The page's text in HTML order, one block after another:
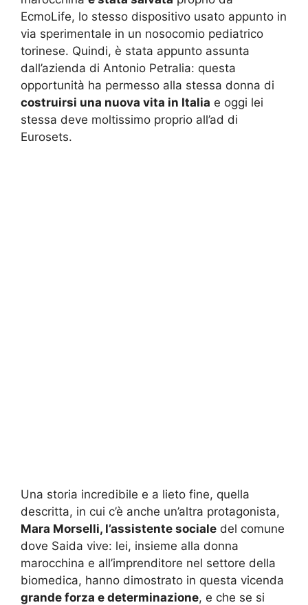
EcmoLife, lo stesso dispositivo usato appunto in
via sperimentale in un nosocomio pediatrico
torinese. Quindi, è stata appunto assunta
dall’azienda di Antonio Petralia: questa
opportunità ha permesso alla stessa donna di
costruirsi una nuova vita in Italia e oggi lei
stessa deve moltissimo proprio all’ad di
Eurosets.
Una storia incredibile e a lieto fine, quella
descritta, in cui c’è anche un’altra protagonista,
Mara Morselli, l’assistente sociale del comune
dove Saida vive: lei, insieme alla donna
marocchina e all’imprenditore nel settore della
biomedica, hanno dimostrato in questa vicenda
grande forza e determinazione, e che se si